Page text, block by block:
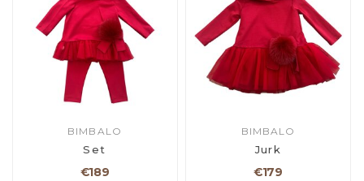
BIMBALO
Set
€189
BIMBALO
Jurk
€179